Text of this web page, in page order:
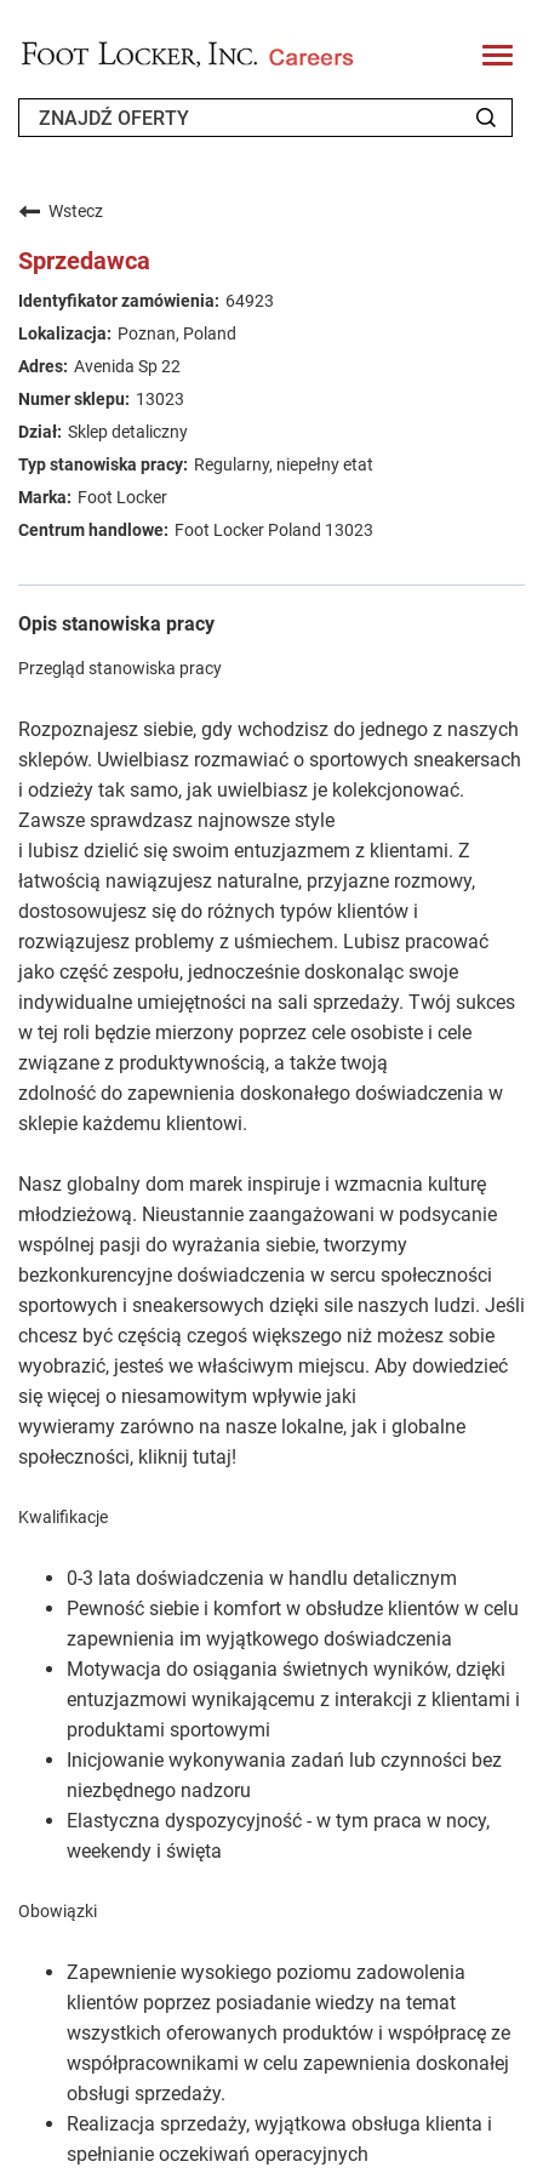
T
o
l
FAQ
SZUKANIE PRACY
Wstecz
Sprzedawca
64923
Poznan, Poland
Avenida Sp 22
13023
Sklep detaliczny
Regularny, niepełny etat
Foot Locker
Foot Locker Poland 13023
Opis stanowiska pracy
Przegląd stanowiska pracy
Rozpoznajesz siebie, gdy wchodzisz do jednego z naszych
sklepów. Uwielbiasz rozmawiać o sportowych sneakersach
i odzieży tak samo, jak uwielbiasz je kolekcjonować.
Zawsze sprawdzasz najnowsze style
i lubisz dzielić się swoim entuzjazmem z klientami. Z
łatwością nawiązujesz naturalne, przyjazne rozmowy,
dostosowujesz się do różnych typów klientów i
rozwiązujesz problemy z uśmiechem. Lubisz pracować
jako część zespołu, jednocześnie doskonaląc swoje
indywidualne umiejętności na sali sprzedaży. Twój sukces
w tej roli będzie mierzony poprzez cele osobiste i cele
związane z produktywnością, a także twoją
zdolność do zapewnienia doskonałego doświadczenia w
sklepie każdemu klientowi.
Nasz globalny dom marek inspiruje i wzmacnia kulturę
młodzieżową. Nieustannie zaangażowani w podsycanie
wspólnej pasji do wyrażania siebie, tworzymy
bezkonkurencyjne doświadczenia w sercu społeczności
sportowych i sneakersowych dzięki sile naszych ludzi. Jeśli
chcesz być częścią czegoś większego niż możesz sobie
wyobrazić, jesteś we właściwym miejscu. Aby dowiedzieć
się więcej o niesamowitym wpływie jaki
wywieramy zarówno na nasze lokalne, jak i globalne
społeczności, kliknij tutaj!
Kwalifikacje
0-3 lata doświadczenia w handlu detalicznym
Pewność siebie i komfort w obsłudze klientów w celu
zapewnienia im wyjątkowego doświadczenia
Motywacja do osiągania świetnych wyników, dzięki
entuzjazmowi wynikającemu z interakcji z klientami i
produktami sportowymi
Inicjowanie wykonywania zadań lub czynności bez
niezbędnego nadzoru
Elastyczna dyspozycyjność - w tym praca w nocy,
weekendy i święta
Obowiązki
Zapewnienie wysokiego poziomu zadowolenia
klientów poprzez posiadanie wiedzy na temat
wszystkich oferowanych produktów i współpracę ze
współpracownikami w celu zapewnienia doskonałej
obsługi sprzedaży.
Realizacja sprzedaży, wyjątkowa obsługa klienta i
spełnianie oczekiwań operacyjnych